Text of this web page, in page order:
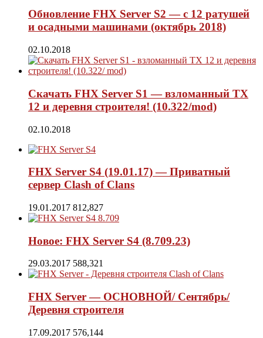
Обновление FHX Server S2 — с 12 ратушей
и осадными машинами (октябрь 2018)
02.10.2018
Скачать FHX Server S1 — взломанный ТХ
12 и деревня строителя! (10.322/mod)
02.10.2018
FHX Server S4 (19.01.17) — Приватный
сервер Clash of Clans
19.01.2017 812,827
Новое: FHX Server S4 (8.709.23)
29.03.2017 588,321
FHX Server — ОСНОВНОЙ/ Сентябрь/
Деревня строителя
17.09.2017 576,144